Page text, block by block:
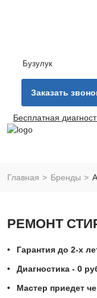
Бузулук
Заказать
Бесплатная
Главная Бренды
РЕМОНТ
Гарантия до 2-х
Диагностика - 0
Мастер приедет